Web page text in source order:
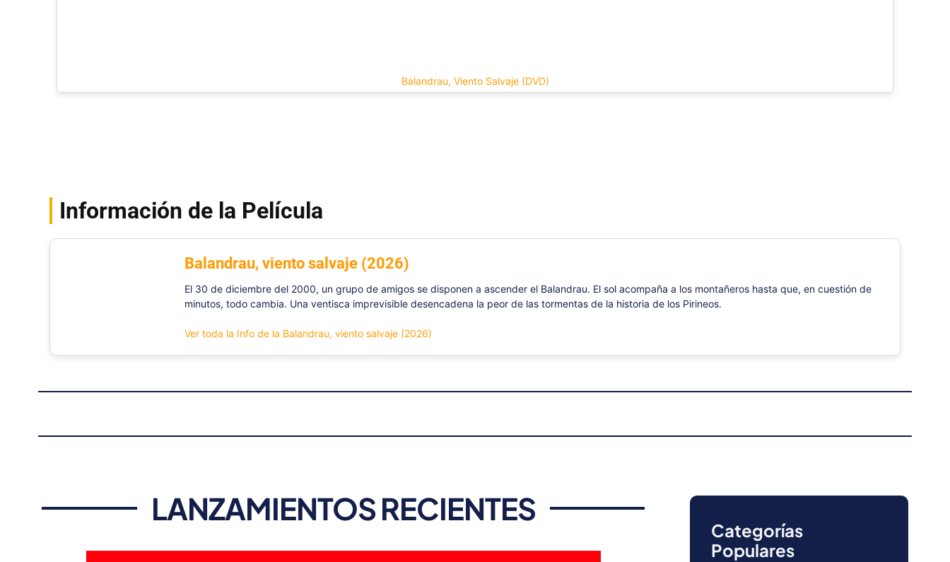
Balandrau, Viento Salvaje (DVD)
Información de la Película
Balandrau, viento salvaje (2026)
El 30 de diciembre del 2000, un grupo de amigos se disponen a ascender el Balandrau. El sol acompaña a los montañeros hasta que, en cuestión de
minutos, todo cambia. Una ventisca imprevisible desencadena la peor de las tormentas de la historia de los Pirineos.
Ver toda la Info de la Balandrau, viento salvaje (2026)
LANZAMIENTOS RECIENTES
Categorías
Populares